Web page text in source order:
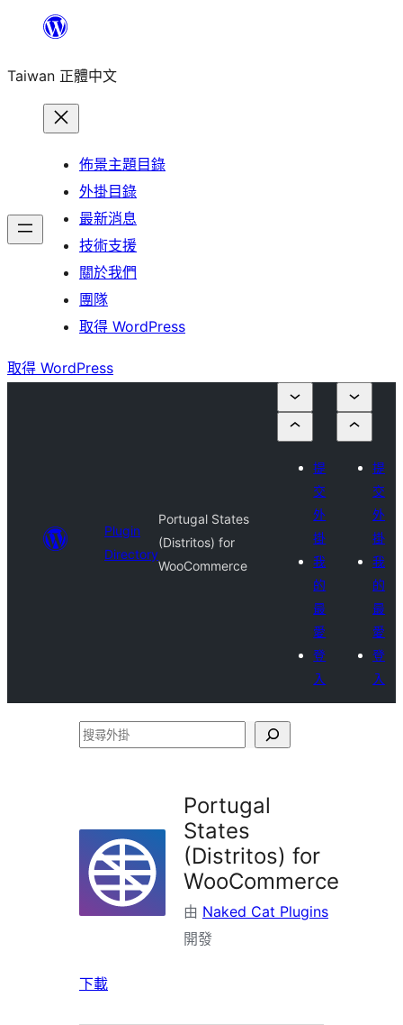
主
Taiwan 正體中文
佈景主題目錄
外掛目錄
最新消息
技術支援
關於我們
團隊
取得 WordPress
取得 WordPress
Plugin
Directory
Portugal States
(Distritos) for
WooCommerce
提
交
外
掛
我
的
最
愛
登
入
提
交
外
掛
我
的
最
愛
登
入
搜
Portugal
States
(Distritos) for
WooCommerce
由 Naked Cat Plugins
開發
下載